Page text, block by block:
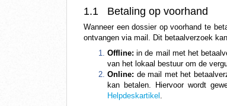
1.1   Betaling op voorhand
Wanneer een dossier op voorhand te
ontvangen via mail. Dit betaalverzoek
Offline: in de mail met het
van het lokaal bestuur om de
Online: de mail met het
kan betalen. Hiervoor wordt
Helpdeskartikel